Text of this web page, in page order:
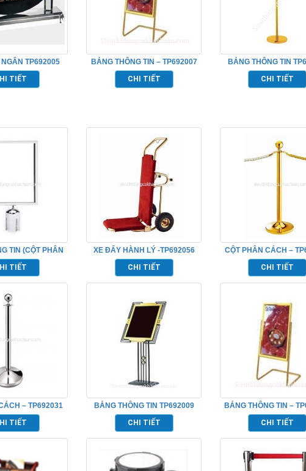
TP692005
TIẾT
BẢNG THÔNG TIN – TP692007
CHI TIẾT
BẢNG THÔNG TIN
CHI TIẾT
TIN (CỘT PHÂN
TP692050
TIẾT
XE ĐẨY HÀNH LÝ -TP692056
CHI TIẾT
CỘT PHÂN CÁCH –
CHI TIẾT
– TP692031
TIẾT
BẢNG THÔNG TIN TP692009
CHI TIẾT
BẢNG THÔNG TIN –
CHI TIẾT